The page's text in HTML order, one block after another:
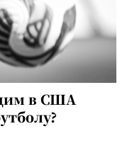
в США